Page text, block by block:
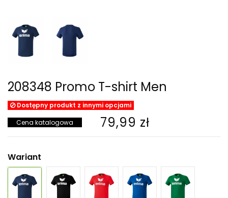
208348 Promo T-shirt Men
Dostępny produkt z innymi opcjami
Cena katalogowa 79,99 zł
Wariant